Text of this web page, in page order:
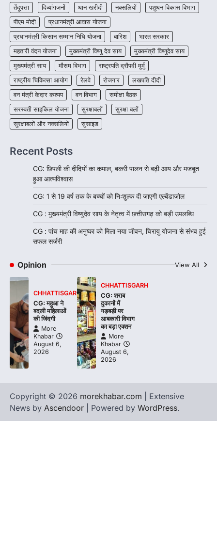
4
रायपुर। राष्ट्रीय बाल स्वास्थ्य कार्यक्रम (चिरायु) के तहत
जशपुर जिले की 5 माह की मासूम…
तेंदूपत्ता दिव्यांगजनों धान खरीदी नक्सलियों
पशुधन विकास विभाग
पीएम मोदी
प्रधानमंत्री आवास योजना
प्रधानमंत्री किसान सम्मान निधि योजना
बारिश
भारत सरकार
महतारी वंदन योजना
मुख्यमंत्री विष्णु देव साय
मुख्यमंत्री विष्णुदेव साय
मुख्यमंत्री साय
मौसम विभाग
राष्ट्रपति द्रौपदी मुर्मु
राष्ट्रीय चिकित्सा आयोग
रेलवे रोजगार
लखपति दीदी
वन मंत्री केदार कश्यप
वन विभाग
समीक्षा बैठक
सरस्वती साइकिल योजना
सुरक्षाबलों
सुरक्षा बलों
सुरक्षाबलों और नक्सलियों
सुसाइड
Recent Posts
CG: छिपली की दीदियों का कमाल, बकरी पालन से बढ़ी आय और मजबूत
हुआ आत्मविश्वास
CG: 1 से 19 वर्ष तक के बच्चों को निःशुल्क दी जाएगी एल्बेंडाजोल
CG : मुख्यमंत्री विष्णुदेव साय के नेतृत्व में छत्तीसगढ़ को बड़ी उपलब्धि
CG : पांच माह की अनुष्का को मिला नया जीवन, चिरायु योजना से संभव हुई
सफल सर्जरी
Opinion View All
CHHATTISGARH
CG: महुआ ने
बदली महिलाओं
की जिंदगी
More
Khabar
August 6,
2026
CHHATTISGARH
CG: शराब
दुकानों में
गड़बड़ी पर
आबकारी विभाग
का बड़ा एक्शन
More
Khabar
August 6,
2026
Copyright © 2026 morekhabar.com | Extensive
News by Ascendoor | Powered by WordPress.